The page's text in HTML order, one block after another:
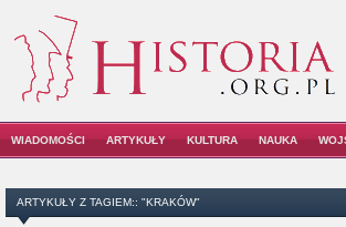
WIADOMOŚCI ARTYKUŁY KULTURA NAUKA
ARTYKUŁY Z TAGIEM:: "KRAKÓW"